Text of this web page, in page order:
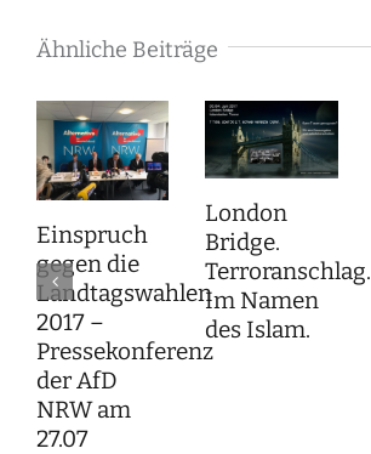
Ähnliche Beiträge
Einspruch
gegen die
Landtagswahlen
2017 –
Pressekonferenz
der AfD
NRW am
27.07
London
Bridge.
Terroranschlag.
Im Namen
des Islam.